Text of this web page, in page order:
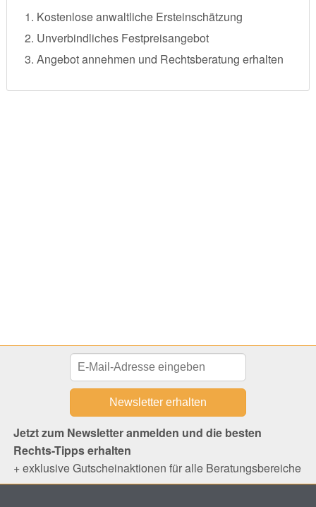
Kostenlose anwaltliche Ersteinschätzung
Unverbindliches Festpreisangebot
Angebot annehmen und Rechtsberatung erhalten
Jetzt zum Newsletter anmelden und die besten
Rechts-Tipps erhalten
+ exklusive Gutscheinaktionen für alle Beratungsbereiche